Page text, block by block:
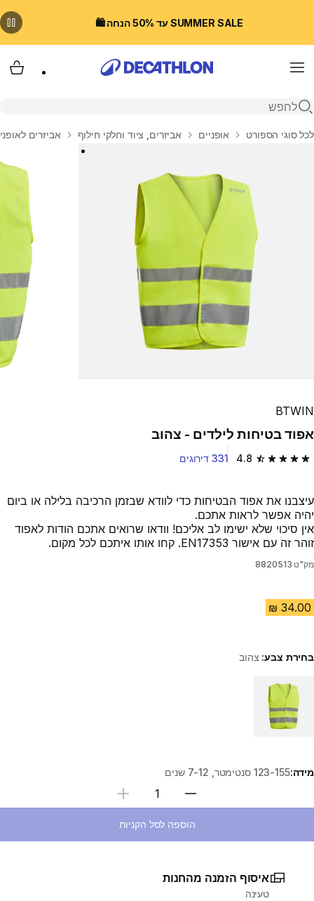
SUMMER SALE עד 50% הנחה 🛍️
Menu
פתיחת חיפוש
בית
לכל סוגי הספורט אופניים אביזרים, ציוד וחלקי חילוף אביזרים
BTWIN
אפוד בטיחות לילדים - צהוב
4.8 4.8 out of 5 stars from 331 reviews 331 דירוגים
עיצבנו את אפוד הבטיחות כדי לוודא שבזמן הרכיבה בלילה או ביום
יהיה אפשר לראות אתכם.
אין סיכוי שלא ישימו לב אליכם! וודאו שרואים אתכם הודות לאפוד
זוהר זה עם אישור EN17353. קחו אותו איתכם לכל מקום.
מק"ט 8820513
בחירת צבע: צהוב
Choose a variant
מידה:123-155 סנטימטר, 7-12 שנים
בחירת כמות
הוספה לסל הקניות
איסוף הזמנה מהחנות
טעינה